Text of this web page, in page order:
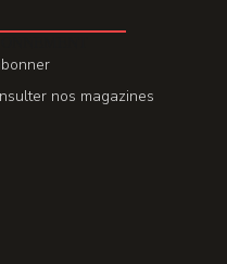
nos magazines